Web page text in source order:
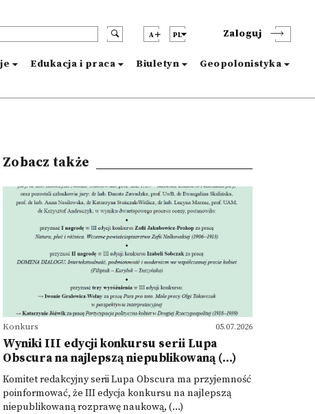
A PL Zaloguj
Edukacja i praca Biuletyn Geopolonistyka
Zobacz także
05.07.2026
Konkurs
Wyniki III edycji konkursu serii Lupa
Obscura na najlepszą niepublikowaną (...)
Komitet redakcyjny serii Lupa Obscura ma przyjemność
poinformować, że III edycja konkursu na najlepszą
niepublikowaną rozprawę naukową, (...)